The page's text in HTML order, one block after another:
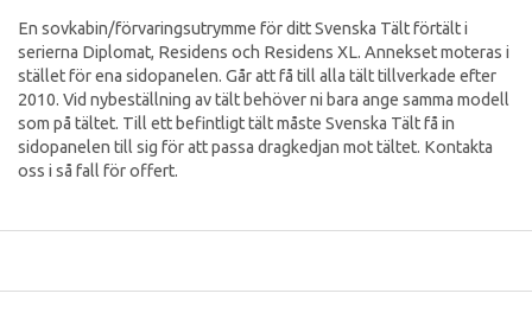
En sovkabin/förvaringsutrymme för ditt Svenska Tält förtält i
serierna Diplomat, Residens och Residens XL. Annekset moteras i
stället för ena sidopanelen. Går att få till alla tält tillverkade efter
2010. Vid nybeställning av tält behöver ni bara ange samma modell
som på tältet. Till ett befintligt tält måste Svenska Tält få in
sidopanelen till sig för att passa dragkedjan mot tältet. Kontakta
oss i så fall för offert.